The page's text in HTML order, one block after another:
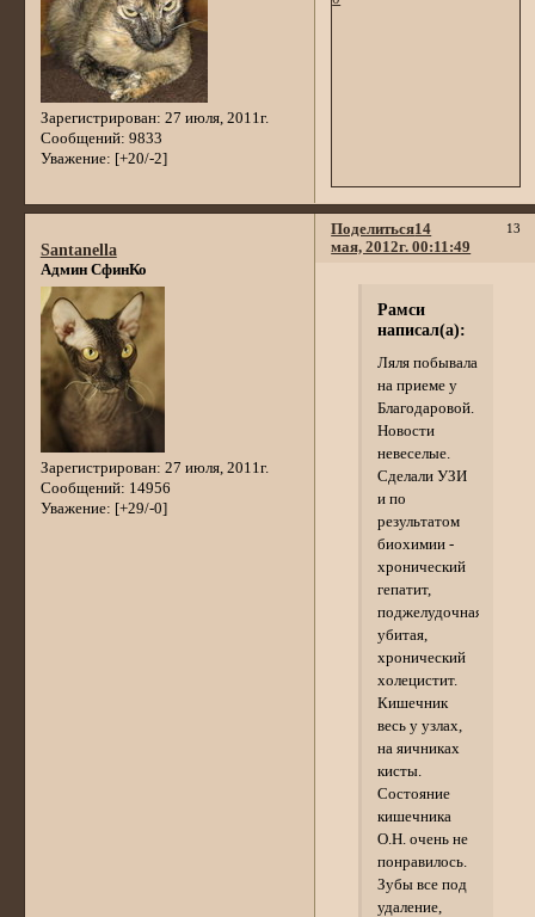
Зарегистрирован: 27 июля, 2011г.
Сообщений: 9833
Уважение: [+20/-2]
Поделиться 13
14
мая, 2012г. 00:11:49
Santanella
Админ СфинКо
Зарегистрирован: 27 июля, 2011г.
Сообщений: 14956
Уважение: [+29/-0]
Рамси
написал(а):
Ляля побывала
на приеме у
Благодаровой.
Новости
невеселые.
Сделали УЗИ
и по
результатом
биохимии -
хронический
гепатит,
поджелудочная
убитая,
хронический
холецистит.
Кишечник
весь у узлах,
на яичниках
кисты.
Состояние
кишечника
О.Н. очень не
понравилось.
Зубы все под
удаление,